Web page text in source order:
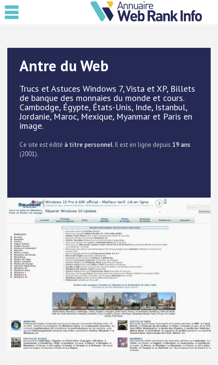
Antre du Web
Trucs et Astuces Windows 7, Vista et XP, Billets
de banque des monnaies du monde et cours.
Cambodge, Égypte, États-Unis, Inde, Istanbul,
Jordanie, Maroc, Mexique, Myanmar et Paris en
image.
Ce site est édité à titre personnel. Il est en ligne depuis 19 ans
(2001).